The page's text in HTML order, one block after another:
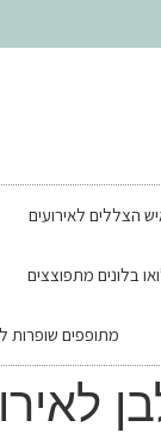
הצללים לאירועים
בלונים מתפוצצים
מתופפים שופרות